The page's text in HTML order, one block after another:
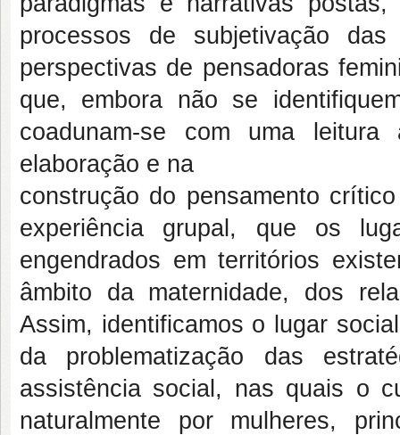
processos de subjetivação
perspectivas de pensadoras
que, embora não se
coadunam-se com uma
elaboração e na
construção do pensamento
experiência grupal, que os
engendrados em territórios
âmbito da maternidade, dos
Assim, identificamos o lugar
da problematização das
assistência social, nas quais o
naturalmente por mulheres,